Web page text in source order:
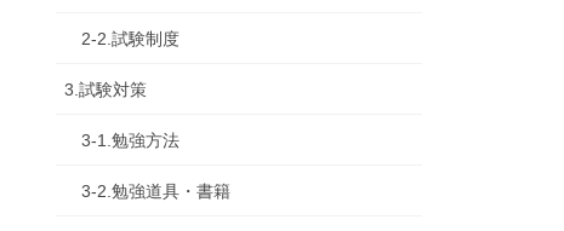
2-2.試験制度
3.試験対策
3-1.勉強方法
3-2.勉強道具・書籍